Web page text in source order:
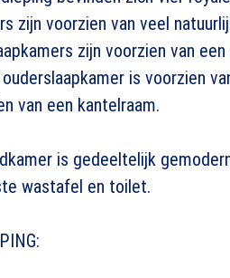
zijn voorzien van veel
zijn voorzien van
is voorzien
van een kantelraam.
is gedeeltelijk
wastafel en toilet.